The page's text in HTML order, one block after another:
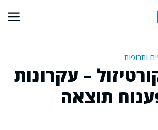
ותרופות
– עקרונות
תוצאה